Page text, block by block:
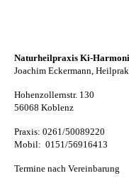
Naturheilpraxis Ki-
Joachim Eckermann,
Hohenzollernstr. 130
56068 Koblenz
Praxis: 0261/50089220
Mobil: 0151/56916413
Termine nach Vereinbarung